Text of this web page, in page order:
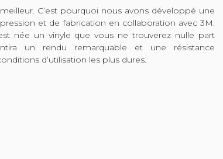
C’est pourquoi nous avons développé une
et de fabrication en collaboration avec 3M.
née un vinyle que vous ne trouverez nulle part
un rendu remarquable et une résistance
d’utilisation les plus dures.